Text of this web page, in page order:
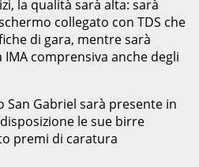
la qualità sarà alta: sarà
collegato con TDS che
di gara, mentre sarà
comprensiva anche degli
Gabriel sarà presente in
le sue birre
premi di caratura